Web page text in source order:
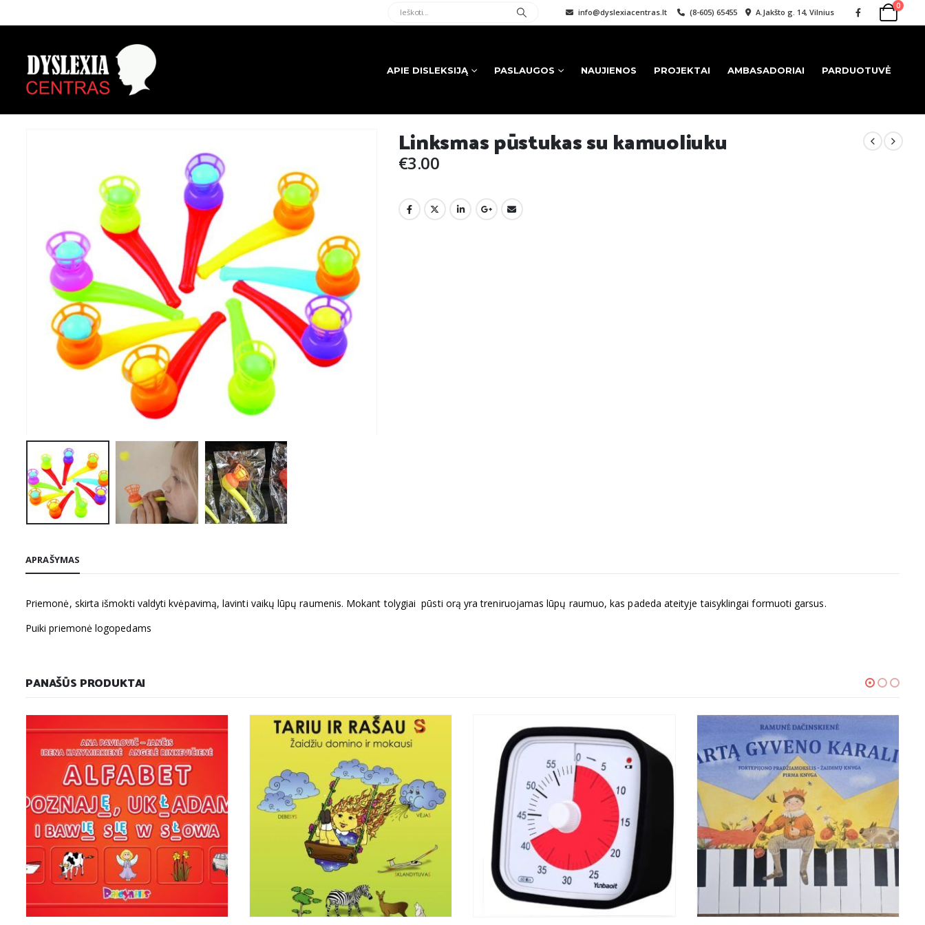
info@dyslexiacentras.lt (8-605) 65455 A.Jakšto g. 14, Vilnius
0
APIE DISLEKSIJĄ PASLAUGOS NAUJIENOS PROJEKTAI AMBASADORIAI PARDUOTUVĖ
Linksmas pūstukas su kamuoliuku
€3.00
APRAŠYMAS
Priemonė, skirta išmokti valdyti kvėpavimą, lavinti vaikų lūpų raumenis. Mokant tolygiai pūsti orą yra treniruojamas lūpų raumuo, kas padeda ateityje taisyklingai formuoti garsus.
Puiki priemonė logopedams
PANAŠŪS PRODUKTAI